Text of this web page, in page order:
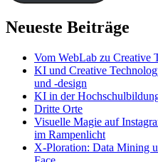
Neueste Beiträge
Vom WebLab zu Creative
KI und Creative
und -design
KI in der
Dritte Orte
Visuelle Magie auf
im Rampenlicht
X-Ploration: Data Mining